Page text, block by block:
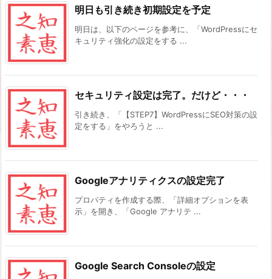
明日も引き続き初期設定を予定
明日は、以下のページを参考に、「WordPressにセ
キュリティ強化の設定をする ...
セキュリティ設定は完了。だけど・・・
引き続き、「【STEP7】WordPressにSEO対策の設
定をする」をやろうと ...
Googleアナリティクスの設定完了
プロパティを作成する際、「詳細オプションを表
示」を開き、「Google アナリテ ...
Google Search Consoleの設定